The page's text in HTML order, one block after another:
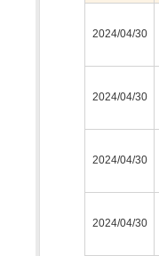
2024/04/30
2024/04/30
2024/04/30
2024/04/30